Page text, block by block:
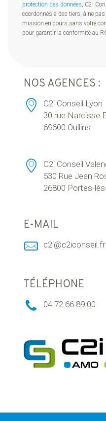
protection des données, C2i
coordonnés à des tiers, à ne
mission en cours sans votre
pour garantir la conformité au
NOS AGENCES :
C2i Conseil Lyon
30 rue Narcisse
69600 Oullins
C2i Conseil
530 Rue Jean
26800 Portes-
E-MAIL
c2i@c2iconseil.fr
TÉLÉPHONE
04 72 66 89 00